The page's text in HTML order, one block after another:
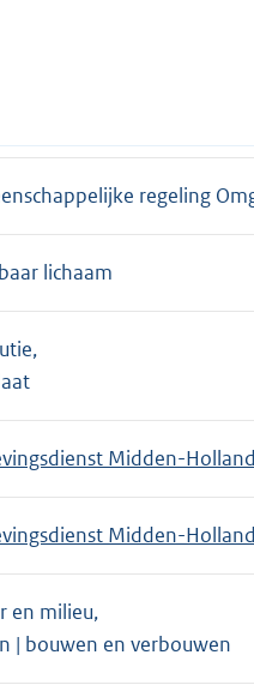
regeling
lichaam
Midden-Holland
Midden-Holland
en milieu,
| bouwen en verbouwen